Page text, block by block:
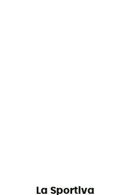
La Sportiva